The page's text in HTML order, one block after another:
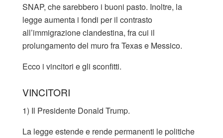
SNAP, che sarebbero i buoni pasto. Inoltre, la
legge aumenta i fondi per il contrasto
all’immigrazione clandestina, fra cui il
prolungamento del muro fra Texas e Messico.
Ecco i vincitori e gli sconfitti.
VINCITORI
1) Il Presidente Donald Trump.
La legge estende e rende permanenti le politiche